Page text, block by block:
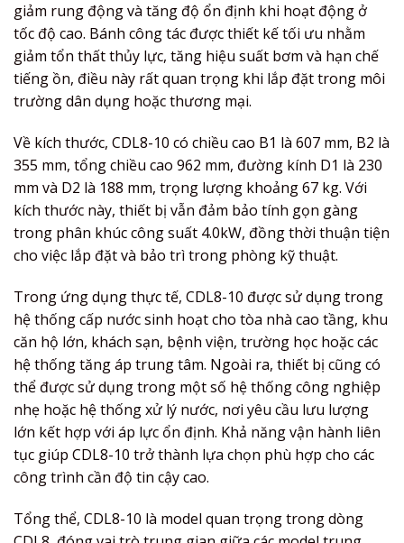
giảm rung động và tăng độ ổn định khi hoạt động ở
tốc độ cao. Bánh công tác được thiết kế tối ưu nhằm
giảm tổn thất thủy lực, tăng hiệu suất bơm và hạn chế
tiếng ồn, điều này rất quan trọng khi lắp đặt trong môi
trường dân dụng hoặc thương mại.
Về kích thước, CDL8-10 có chiều cao B1 là 607 mm, B2 là
355 mm, tổng chiều cao 962 mm, đường kính D1 là 230
mm và D2 là 188 mm, trọng lượng khoảng 67 kg. Với
kích thước này, thiết bị vẫn đảm bảo tính gọn gàng
trong phân khúc công suất 4.0kW, đồng thời thuận tiện
cho việc lắp đặt và bảo trì trong phòng kỹ thuật.
Trong ứng dụng thực tế, CDL8-10 được sử dụng trong
hệ thống cấp nước sinh hoạt cho tòa nhà cao tầng, khu
căn hộ lớn, khách sạn, bệnh viện, trường học hoặc các
hệ thống tăng áp trung tâm. Ngoài ra, thiết bị cũng có
thể được sử dụng trong một số hệ thống công nghiệp
nhẹ hoặc hệ thống xử lý nước, nơi yêu cầu lưu lượng
lớn kết hợp với áp lực ổn định. Khả năng vận hành liên
tục giúp CDL8-10 trở thành lựa chọn phù hợp cho các
công trình cần độ tin cậy cao.
Tổng thể, CDL8-10 là model quan trọng trong dòng